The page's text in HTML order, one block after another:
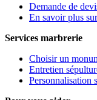
Demande de
En savoir plus
Services marbrerie
Choisir un
Entretien
Personnalisation